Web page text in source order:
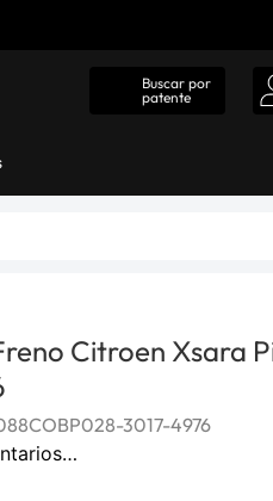
Buscar por
patente
Citroen Xsara
3017-4976